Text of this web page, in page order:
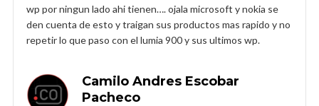
wp por ningun lado ahi tienen…. ojala microsoft y nokia se
den cuenta de esto y traigan sus productos mas rapido y no
repetir lo que paso con el lumia 900 y sus ultimos wp.
Camilo Andres Escobar
Pacheco